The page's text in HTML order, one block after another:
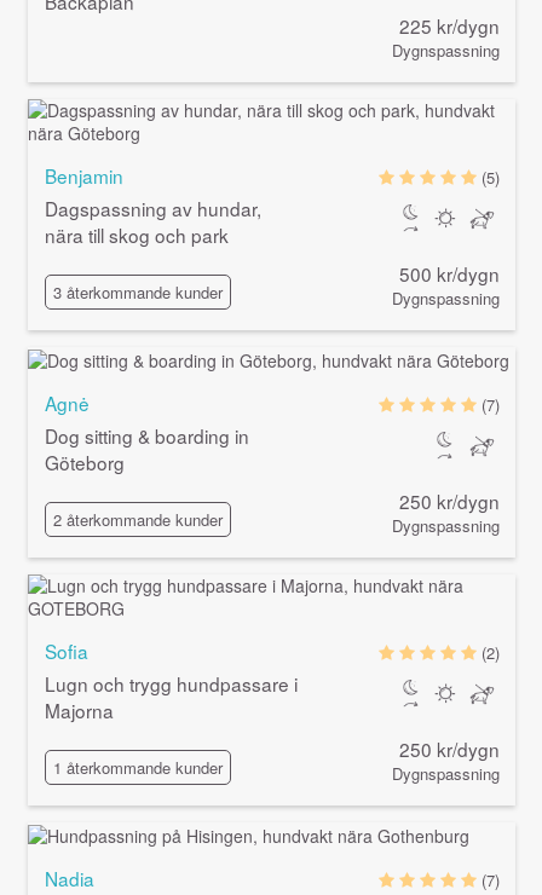
225 kr/dygn
Dygnspassning
Benjamin
Dagspassning av hundar,
nära till skog och park
3 återkommande kunder
(5)
500 kr/dygn
Dygnspassning
Agnė
Dog sitting & boarding in
Göteborg
2 återkommande kunder
(7)
250 kr/dygn
Dygnspassning
Sofia
Lugn och trygg hundpassare i
Majorna
1 återkommande kunder
(2)
250 kr/dygn
Dygnspassning
Nadia
(7)